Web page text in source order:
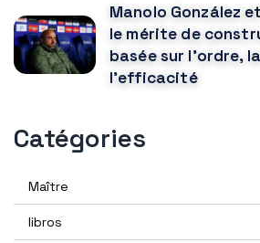
Manolo González et
le mérite de
basée sur l'ordre,
l'efficacité
Catégories
Maître
libros